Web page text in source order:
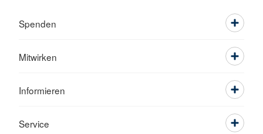
Spenden
Mitwirken
Informieren
Service